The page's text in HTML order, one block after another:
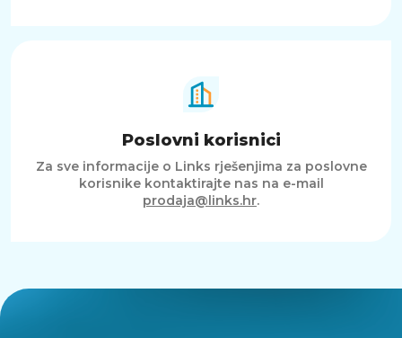
Poslovni korisnici
Za sve informacije o Links rješenjima za poslovne
korisnike kontaktirajte nas na e-mail
prodaja@links.hr.